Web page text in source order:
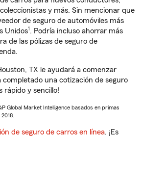
y más. Sin mencionar que
de seguro de automóviles más
Unidos1. Podría incluso ahorrar más
de las pólizas de seguro de
TX le ayudará a comenzar
completado una cotización de seguro
rápido y sencillo!
Global Market Intelligence basados en primas
de seguro de carros en línea. ¡Es